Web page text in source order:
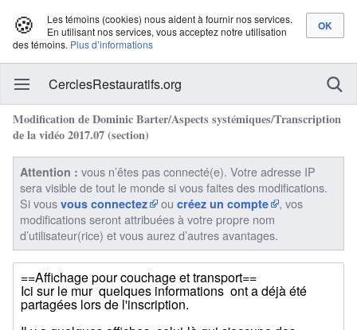
🍪
Les témoins (cookies) nous aident à fournir nos services.
En utilisant nos services, vous acceptez notre utilisation
des témoins. Plus d’informations
CerclesRestauratifs.org
Modification de Dominic Barter/Aspects systémiques/Transcription
de la vidéo 2017.07 (section)
Attention : vous n’êtes pas connecté(e). Votre adresse IP
sera visible de tout le monde si vous faites des modifications.
Si vous vous connectez ou créez un compte
, vos
modifications seront attribuées à votre propre nom
d’utilisateur(rice) et vous aurez d’autres avantages.